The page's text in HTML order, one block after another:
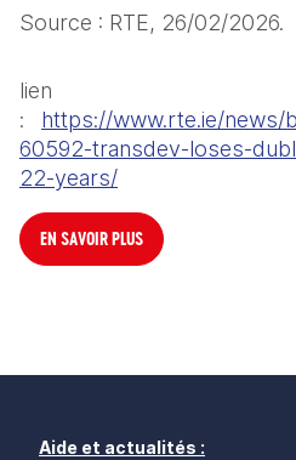
Source : RTE, 26/02/2026.
lien
: https://www.rte.ie/news/
60592-transdev-loses-
22-years/
EN SAVOIR PLUS
Aide et actualités :